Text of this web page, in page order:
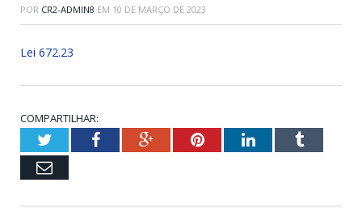
POR CR2-ADMIN8 EM 10 DE MARÇO DE 2023
Lei 672.23
COMPARTILHAR:
TwitterFacebookGoogle+PinterestLinkedInTumblr
Email